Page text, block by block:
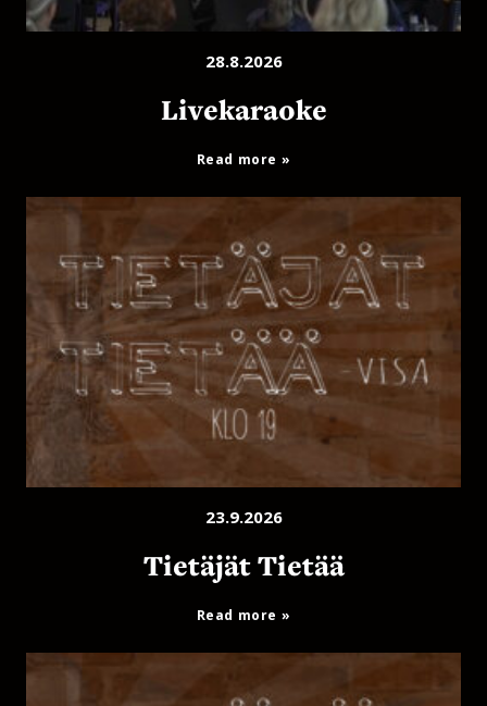
28.8.2026
Livekaraoke
Read more
23.9.2026
Tietäjät Tietää
Read more